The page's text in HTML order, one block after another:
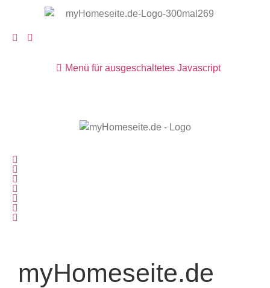
Menü für ausgeschaltetes Javascript
myHomeseite.de